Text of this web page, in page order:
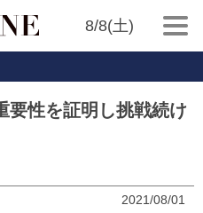
8/8(土)
要性を証明し挑戦続け
2021/08/01